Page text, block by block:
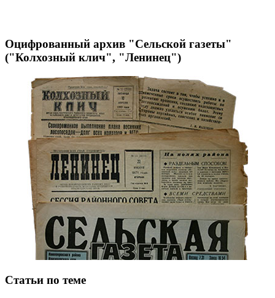
Оцифрованный архив "Сельской газеты"
("Колхозный клич", "Ленинец")
Статьи по теме